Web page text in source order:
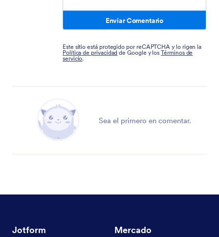
Enviar Comentario
Este sitio está protegido por reCAPTCHA y lo rigen la
Política de privacidad de Google y losTérminos de
servicio.
Sea el primero en comentar.
Jotform Mercado